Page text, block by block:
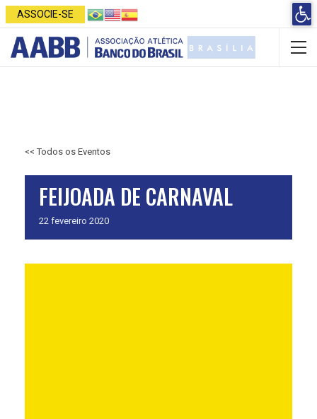
ASSOCIE-SE
<< Todos os Eventos
FEIJOADA DE CARNAVAL
22 fevereiro 2020